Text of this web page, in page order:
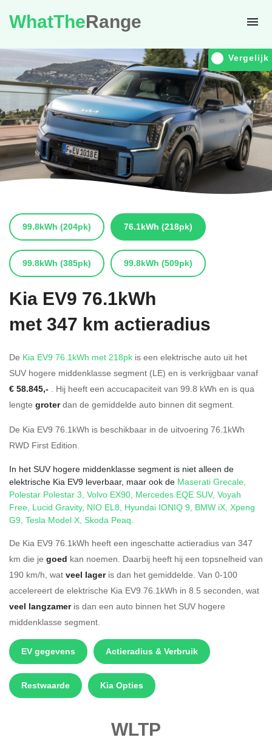
WhatTheRange
Vergelijk
99.8kWh (204pk) 76.1kWh (218pk)
99.8kWh (385pk) 99.8kWh (509pk)
Kia EV9 76.1kWh
met 347 km actieradius
De Kia EV9 76.1kWh met 218pk is een elektrische auto uit het
SUV hogere middenklasse segment (LE) en is verkrijgbaar vanaf
€ 58.845,- . Hij heeft een accucapaciteit van 99.8 kWh en is qua
lengte groterdan de gemiddelde auto binnen dit segment.
De Kia EV9 76.1kWh is beschikbaar in de uitvoering 76.1kWh
RWD First Edition.
In het SUV hogere middenklasse segment is niet alleen de
elektrische Kia EV9 leverbaar, maar ook de Maserati Grecale,
Polestar Polestar 3, Volvo EX90, Mercedes EQE SUV, Voyah
Free, Lucid Gravity, NIO EL8, Hyundai IONIQ 9, BMW iX, Xpeng
G9, Tesla Model X, Skoda Peaq.
De Kia EV9 76.1kWh heeft een ingeschatte actieradius van 347
km die je goed kan noemen. Daarbij heeft hij een topsnelheid van
190 km/h, wat veel lageris dan het gemiddelde. Van 0-100
accelereert de elektrische Kia EV9 76.1kWh in 8.5 seconden, wat
veel langzameris dan een auto binnen het SUV hogere
middenklasse segment.
EV gegevens Actieradius & Verbruik
Restwaarde Kia Opties
WLTP